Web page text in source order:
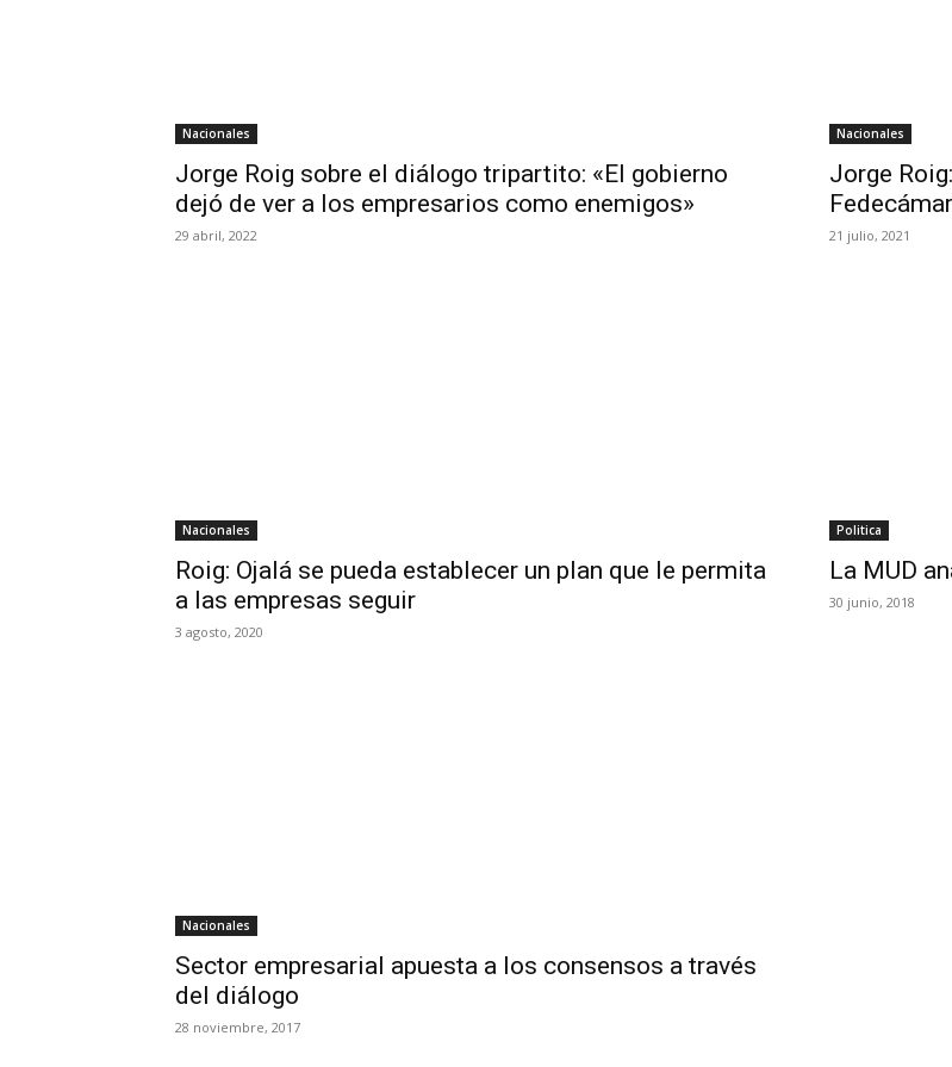
Nacionales
Jorge Roig sobre el diálogo tripartito: «El gobierno
dejó de ver a los empresarios como enemigos»
29 abril, 2022
Nacionales
Jorge
21 julio, 2021
Nacionales
Roig: Ojalá se pueda establecer un plan que le permita
a las empresas seguir
3 agosto, 2020
Politica
La MUD
30 junio, 2018
Nacionales
Sector empresarial apuesta a los consensos a través
del diálogo
28 noviembre, 2017